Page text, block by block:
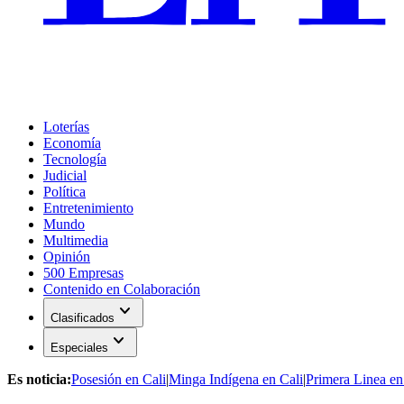
Loterías
Economía
Tecnología
Judicial
Política
Entretenimiento
Mundo
Multimedia
Opinión
500 Empresas
Contenido en Colaboración
Clasificados expand_more
Especiales expand_more
Es noticia:Posesión en Cali|Minga Indígena en Cali|Primera Linea